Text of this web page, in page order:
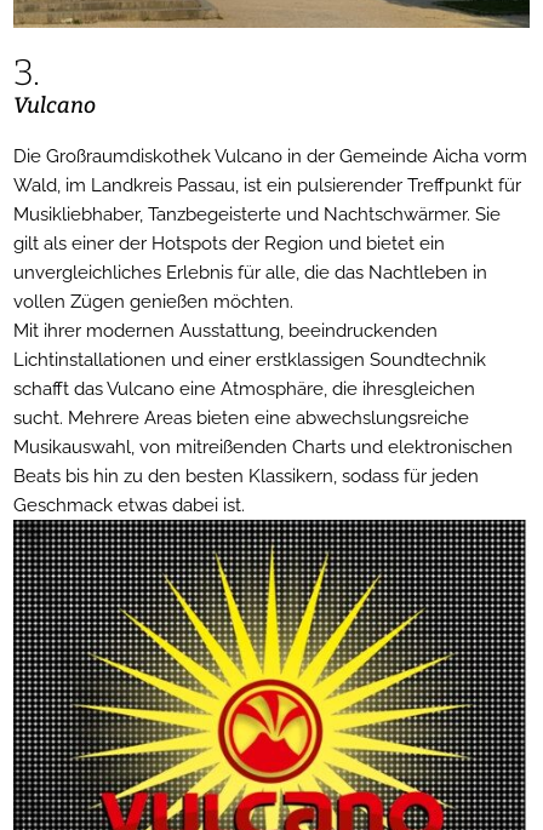
3.
Vulcano
Die Großraumdiskothek Vulcano in der Gemeinde Aicha vorm
Wald, im Landkreis Passau, ist ein pulsierender Treffpunkt für
Musikliebhaber, Tanzbegeisterte und Nachtschwärmer. Sie
gilt als einer der Hotspots der Region und bietet ein
unvergleichliches Erlebnis für alle, die das Nachtleben in
vollen Zügen genießen möchten.
Mit ihrer modernen Ausstattung, beeindruckenden
Lichtinstallationen und einer erstklassigen Soundtechnik
schafft das Vulcano eine Atmosphäre, die ihresgleichen
sucht. Mehrere Areas bieten eine abwechslungsreiche
Musikauswahl, von mitreißenden Charts und elektronischen
Beats bis hin zu den besten Klassikern, sodass für jeden
Geschmack etwas dabei ist.